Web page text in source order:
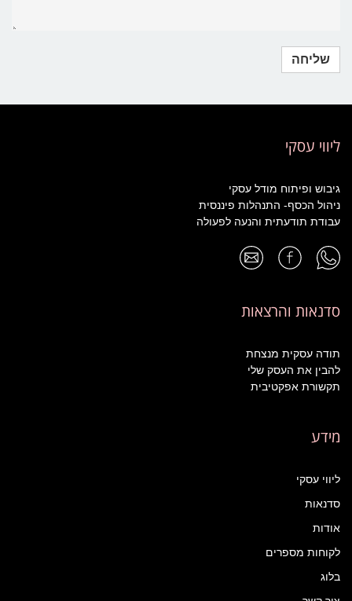
ליווי עסקי
גיבוש ופיתוח מודל עסקי
ניהול הכסף- התנהלות פיננסית
עבודת תודעתית והנעה לפעולה
סדנאות והרצאות
תודה עסקית מנצחת
להבין את העסק שלי
תקשורת אפקטיבית
מידע
ליווי עסקי
סדנאות
אודות
לקוחות מספרים
בלוג